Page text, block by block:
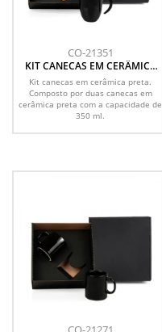
CO-21351
KIT CANECAS EM CERÂMICA
PRETA - 350ML
Kit canecas em cerâmica preta.
Composto por duas canecas em
cerâmica preta com a capacidade de
350 ml.